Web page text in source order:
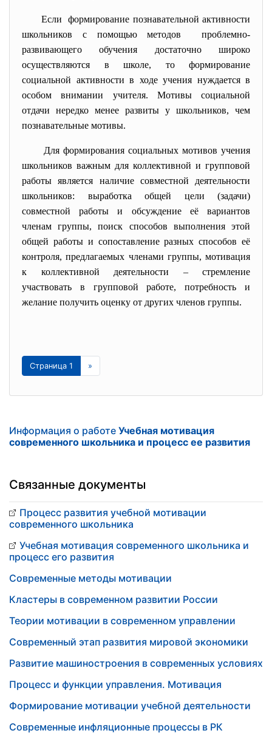
Если формирование познавательной активности
школьников с помощью методов проблемно-
развивающего обучения достаточно широко
осуществляются в школе, то формирование
социальной активности в ходе учения нуждается в
особом внимании учителя. Мотивы социальной
отдачи нередко менее развиты у школьников, чем
познавательные мотивы.
Для формирования социальных мотивов учения
школьников важным для коллективной и групповой
работы является наличие совместной деятельности
школьников: выработка общей цели (задачи)
совместной работы и обсуждение её вариантов
членам группы, поиск способов выполнения этой
общей работы и сопоставление разных способов её
контроля, предлагаемых членами группы, мотивация
к коллективной деятельности – стремление
участвовать в групповой работе, потребность и
желание получить оценку от других членов группы.
Страница 1 »
Информация о работе Учебная мотивация
современного школьника и процесс ее развития
Связанные документы
Процесс развития учебной мотивации
современного школьника
Учебная мотивация современного школьника и
процесс его развития
Современные методы мотивации
Кластеры в современном развитии России
Теории мотивации в современном управлении
Современный этап развития мировой экономики
Развитие машиностроения в современных условиях
Процесс и функции управления. Мотивация
Формирование мотивации учебной деятельности
Современные инфляционные процессы в РК